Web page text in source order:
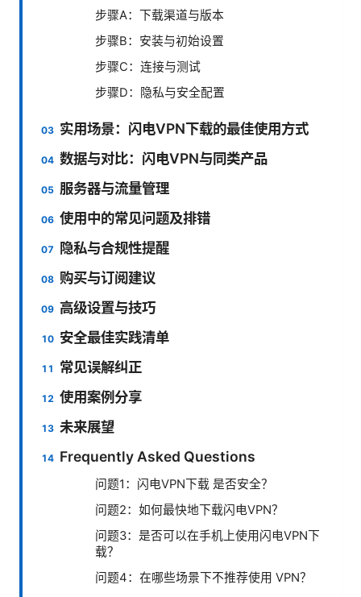
步骤A：下载渠道与版本
步骤B：安装与初始设置
步骤C：连接与测试
步骤D：隐私与安全配置
实用场景：闪电VPN下载的最佳使用方式
数据与对比：闪电VPN与同类产品
服务器与流量管理
使用中的常见问题及排错
隐私与合规性提醒
购买与订阅建议
高级设置与技巧
安全最佳实践清单
常见误解纠正
使用案例分享
未来展望
Frequently Asked Questions
问题1：闪电VPN下载 是否安全？
问题2：如何最快地下载闪电VPN？
问题3：是否可以在手机上使用闪电VPN下
载？
问题4：在哪些场景下不推荐使用 VPN？